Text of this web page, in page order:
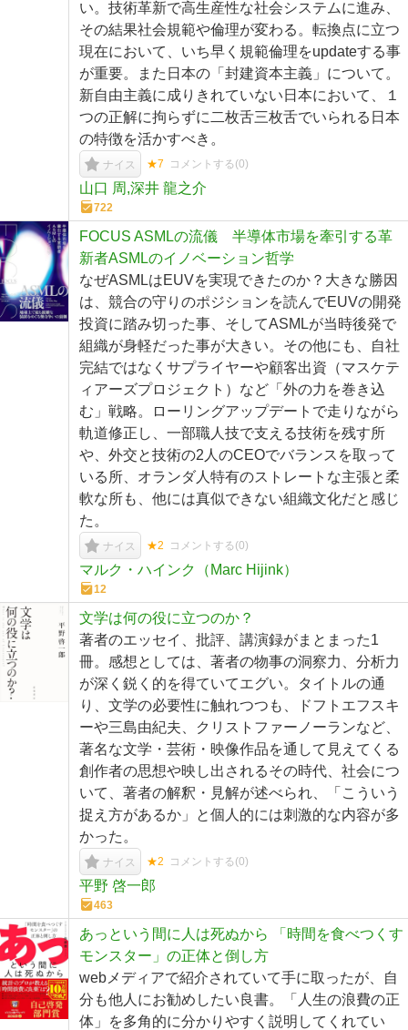
い。技術革新で高生産性な社会システムに進み、
その結果社会規範や倫理が変わる。転換点に立つ
現在において、いち早く規範倫理をupdateする事
が重要。また日本の「封建資本主義」について。
新自由主義に成りきれていない日本において、１
つの正解に拘らずに二枚舌三枚舌でいられる日本
の特徴を活かすべき。
ナイス ★7 コメントする(0)
山口 周,深井 龍之介
722
FOCUS ASMLの流儀 半導体市場を牽引する革
新者ASMLのイノベーション哲学
なぜASMLはEUVを実現できたのか？大きな勝因
は、競合の守りのポジションを読んでEUVの開発
投資に踏み切った事、そしてASMLが当時後発で
組織が身軽だった事が大きい。その他にも、自社
完結ではなくサプライヤーや顧客出資（マスケテ
ィアーズプロジェクト）など「外の力を巻き込
む」戦略。ローリングアップデートで走りながら
軌道修正し、一部職人技で支える技術を残す所
や、外交と技術の2人のCEOでバランスを取って
いる所、オランダ人特有のストレートな主張と柔
軟な所も、他には真似できない組織文化だと感じ
た。
ナイス ★2 コメントする(0)
マルク・ハインク（Marc Hijink）
12
文学は何の役に立つのか？
著者のエッセイ、批評、講演録がまとまった1
冊。感想としては、著者の物事の洞察力、分析力
が深く鋭く的を得ていてエグい。タイトルの通
り、文学の必要性に触れつつも、ドフトエフスキ
ーや三島由紀夫、クリストファーノーランなど、
著名な文学・芸術・映像作品を通して見えてくる
創作者の思想や映し出されるその時代、社会につ
いて、著者の解釈・見解が述べられ、「こういう
捉え方があるか」と個人的には刺激的な内容が多
かった。
ナイス ★2 コメントする(0)
平野 啓一郎
463
あっという間に人は死ぬから 「時間を食べつくす
モンスター」の正体と倒し方
webメディアで紹介されていて手に取ったが、自
分も他人にお勧めしたい良書。「人生の浪費の正
体」を多角的に分かりやすく説明してくれてい